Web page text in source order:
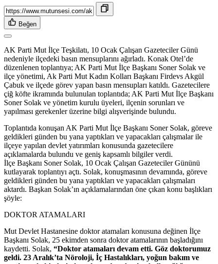
Beğen
AK Parti Mut İlçe Teşkilatı, 10 Ocak Çalışan Gazeteciler Günü
nedeniyle ilçedeki basın mensuplarını ağırladı. Konak Otel’de
düzenlenen toplantıya; AK Parti Mut İlçe Başkanı Soner Solak ve
ilçe yönetimi, Ak Parti Mut Kadın Kolları Başkanı Firdevs Akgül
Çabuk ve ilçede görev yapan basın mensupları katıldı. Gazetecilere
çiğ köfte ikramında bulunulan toplantıda; AK Parti Mut İlçe Başkanı
Soner Solak ve yönetim kurulu üyeleri, ilçenin sorunları ve
yapılması gerekenler üzerine bilgi alışverişinde bulundu.
Toplantıda konuşan AK Parti Mut İlçe Başkanı Soner Solak, göreve
geldikleri günden bu yana yaptıkları ve yapacakları çalışmalar ile
ilçeye yapılan devlet yatırımları konusunda gazetecilere
açıklamalarda bulundu ve geniş kapsamlı bilgiler verdi.
İlçe Başkanı Soner Solak, 10 Ocak Çalışan Gazeteciler Gününü
kutlayarak toplantıyı açtı. Solak, konuşmasının devamında, göreve
geldikleri günden bu yana yaptıkları ve yapacakları çalışmaları
aktardı. Başkan Solak’ın açıklamalarından öne çıkan konu başlıkları
şöyle:
DOKTOR ATAMALARI
Mut Devlet Hastanesine doktor atamaları konusuna değinen İlçe
Başkanı Solak, 25 ekimden sonra doktor atamalarının başladığını
kaydetti. Solak, “Doktor atamaları devam etti. Göz doktorumuz
geldi. 23 Aralık’ta Nöroloji, İç Hastalıkları, yoğun bakım ve